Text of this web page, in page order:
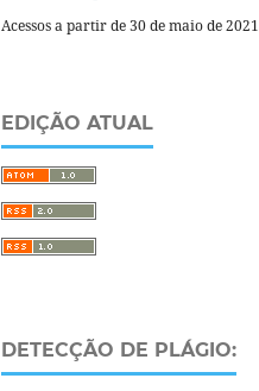
Acessos a partir de 30 de maio de 2021
EDIÇÃO ATUAL
DETECÇÃO DE PLÁGIO: